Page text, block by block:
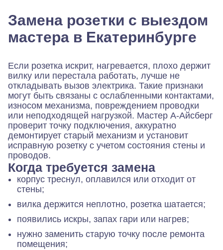
Замена розетки с выездом
мастера в Екатеринбурге
Если розетка искрит, нагревается, плохо держит
вилку или перестала работать, лучше не
откладывать вызов электрика. Такие признаки
могут быть связаны с ослабленными контактами,
износом механизма, повреждением проводки
или неподходящей нагрузкой. Мастер А-Айсберг
проверит точку подключения, аккуратно
демонтирует старый механизм и установит
исправную розетку с учетом состояния стены и
проводов.
Когда требуется замена
корпус треснул, оплавился или отходит от
стены;
вилка держится неплотно, розетка шатается;
появились искры, запах гари или нагрев;
нужно заменить старую точку после ремонта
помещения;